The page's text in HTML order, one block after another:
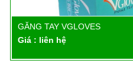
GĂNG TAY VGLOVES
Giá : liên hệ